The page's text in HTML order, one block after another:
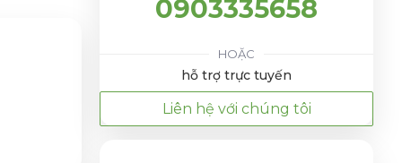
0903335658
HOẶC
hỗ trợ trực tuyến
Liên hệ với chúng tôi